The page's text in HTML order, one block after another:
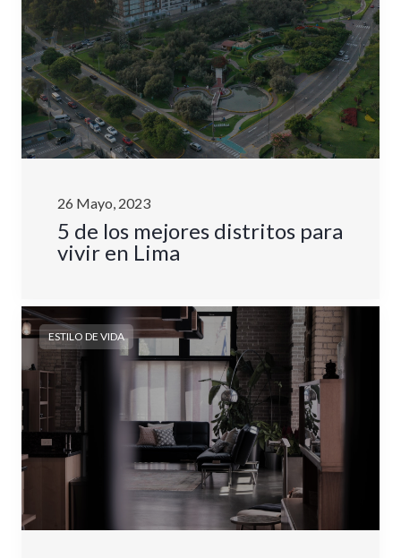
26 Mayo, 2023
5 de los mejores distritos para
vivir en Lima
ESTILO DE VIDA